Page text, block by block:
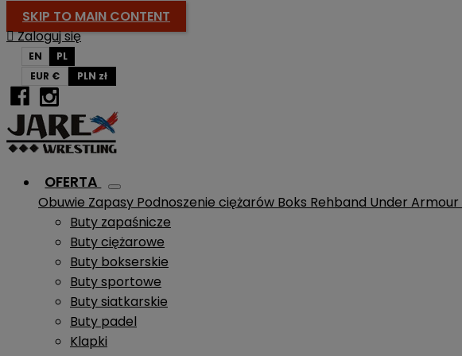
SKIP TO MAIN CONTENT
Zaloguj się
EN
PL
EUR €
PLN zł
OFERTA
Obuwie Zapasy Podnoszenie ciężarów Boks Rehband Under Armour
Buty zapaśnicze
Buty ciężarowe
Buty bokserskie
Buty sportowe
Buty siatkarskie
Buty padel
Klapki